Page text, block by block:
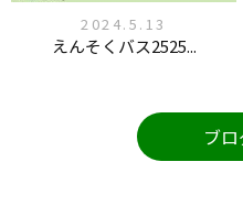
2024.5.13
えんそくバス2525...
ブ